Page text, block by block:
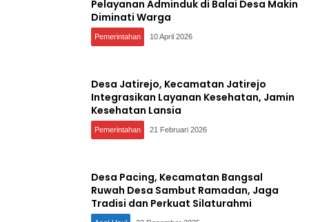
Pelayanan Adminduk di Balai Desa Makin
Diminati Warga
Pemerintahan 10 April 2026
Desa Jatirejo, Kecamatan Jatirejo
Integrasikan Layanan Kesehatan, Jamin
Kesehatan Lansia
Pemerintahan 21 Februari 2026
Desa Pacing, Kecamatan Bangsal
Ruwah Desa Sambut Ramadan, Jaga
Tradisi dan Perkuat Silaturahmi